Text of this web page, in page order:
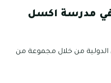
مدرسة اكسل
من خلال مجموعة من